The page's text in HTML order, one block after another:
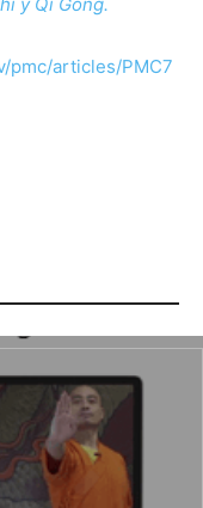
pmc/articles/PMC7